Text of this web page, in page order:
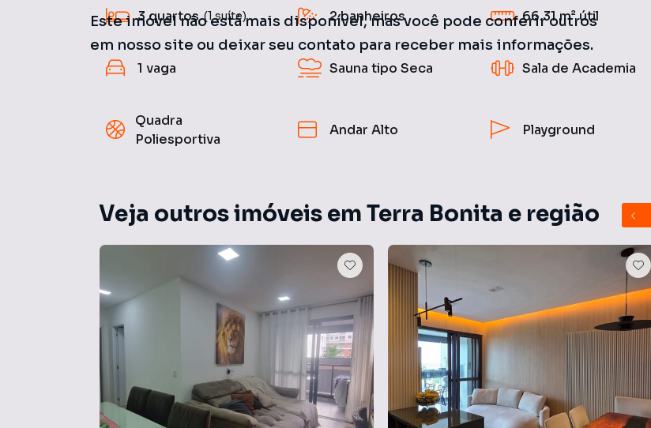
Este imóvel não está mais disponível, mas você pode conferir outros
em nosso site ou deixar seu contato para receber mais informações.
3 quartos (1 suíte) 2 banheiros 66.31 m²útil
1 vaga Sauna tipo Seca Sala de Academia
Quadra
Poliesportiva
Andar Alto Playground
Veja outros imóveis em Terra Bonita e região